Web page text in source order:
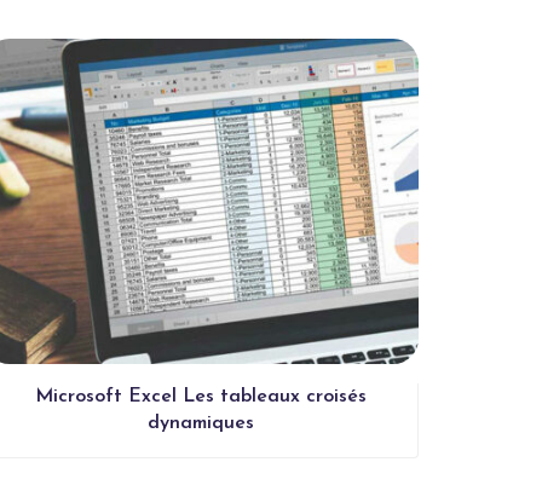
Microsoft Excel Les tableaux croisés
dynamiques